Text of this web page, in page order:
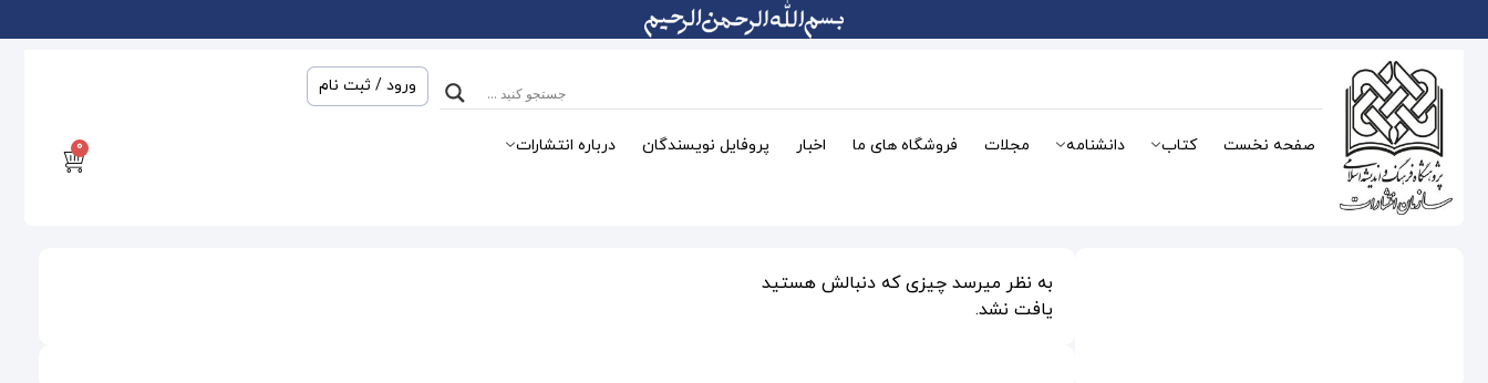
ورود / ثبت نام
صفحه نخست کتاب دانشنامه مجلات فروشگاه های ما اخبار پروفایل نویسندگان درباره انتشارات 0
به نظر میرسد چیزی که دنبالش هستید
یافت نشد.